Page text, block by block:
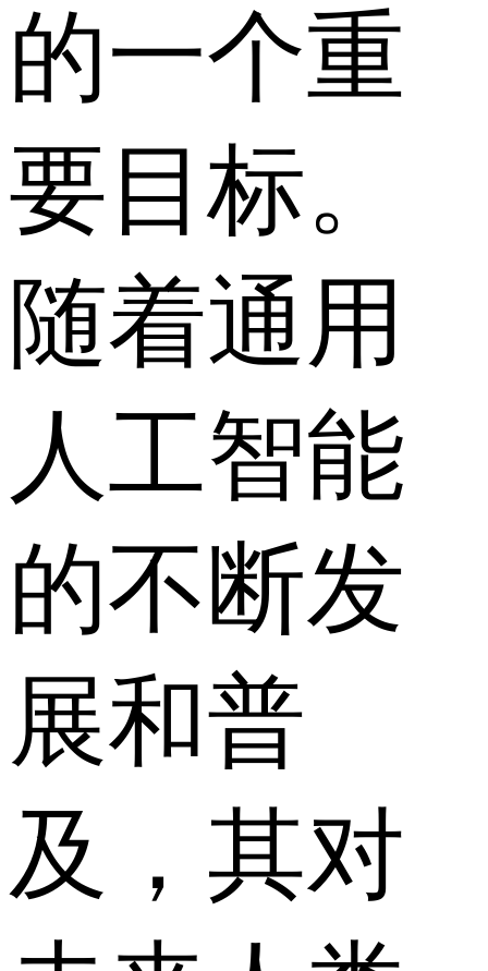
的一个重
要目标。
随着通用
人工智能
的不断发
展和普
及，其对